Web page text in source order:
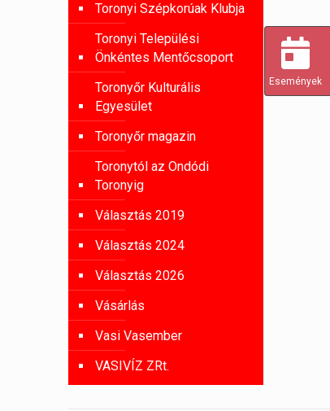
Toronyi Szépkorúak Klubja
Toronyi Települési
Önkéntes Mentőcsoport
Toronyőr Kulturális
Egyesület
Toronyőr magazin
Toronytól az Ondódi
Toronyig
Választás 2019
Választás 2024
Választás 2026
Vásárlás
Vasi Vasember
VASIVÍZ ZRt.
Események